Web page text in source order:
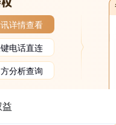
详情查看
电话直连
分析查询